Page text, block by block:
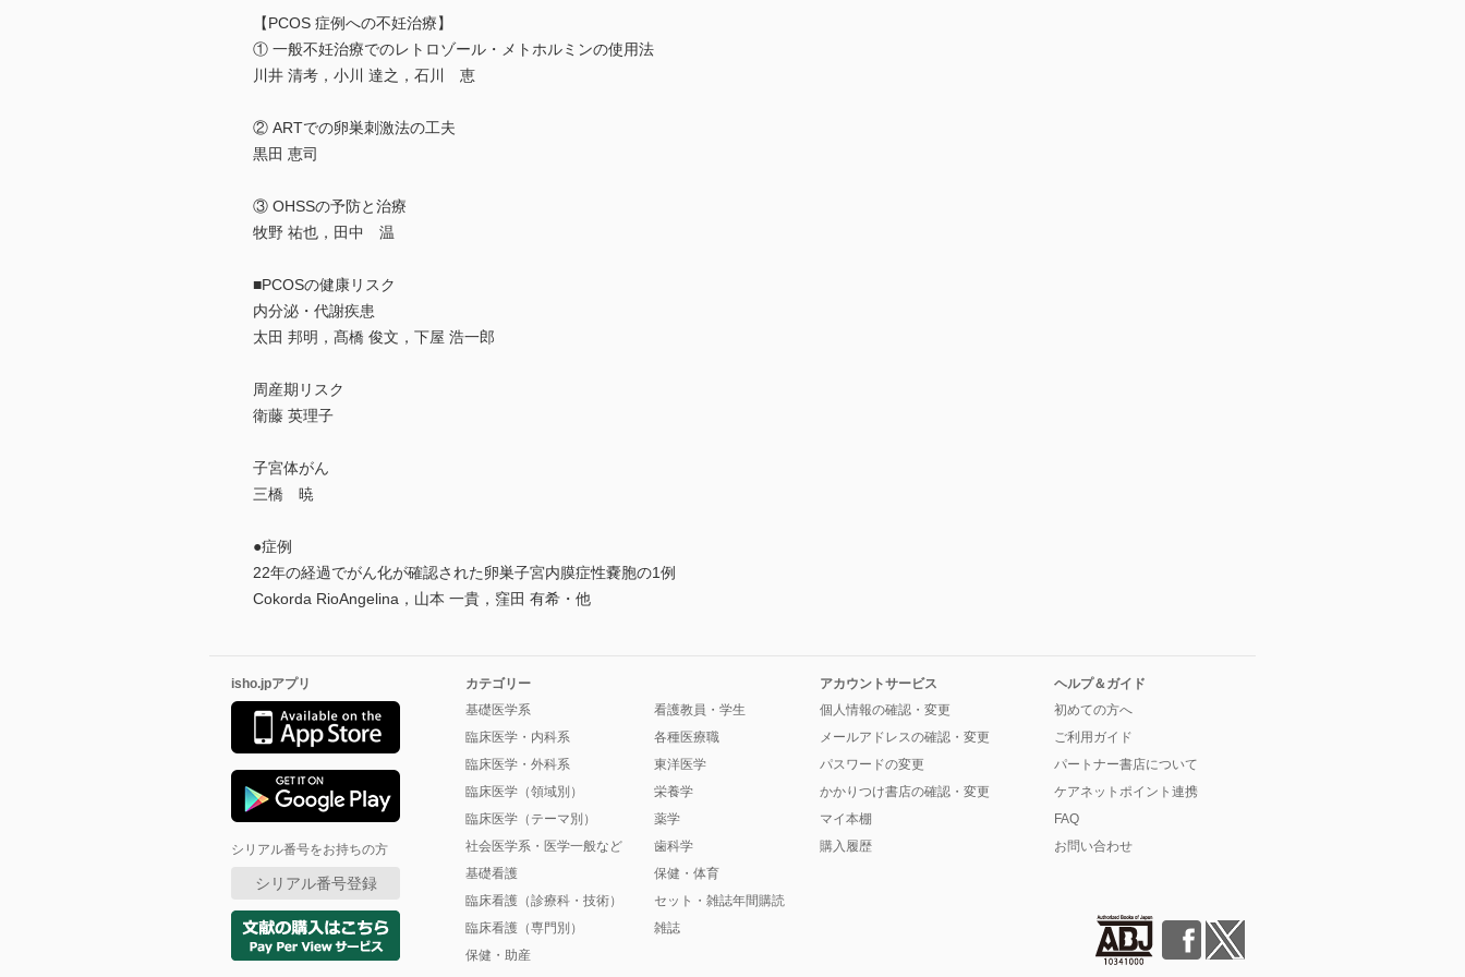
【PCOS 症例への不妊治療】
① 一般不妊治療でのレトロゾール・メトホルミンの使用法
川井 清考，小川 達之，石川 恵
② ARTでの卵巣刺激法の工夫
黒田 恵司
③ OHSSの予防と治療
牧野 祐也，田中 温
■PCOSの健康リスク
内分泌・代謝疾患
太田 邦明，髙橋 俊文，下屋 浩一郎
周産期リスク
衛藤 英理子
子宮体がん
三橋 暁
●症例
22年の経過でがん化が確認された卵巣子宮内膜症性嚢胞の1例
Cokorda RioAngelina，山本 一貴，窪田 有希・他
isho.jpアプリ
シリアル番号をお持ちの方
シリアル番号登録
カテゴリー
基礎医学系
臨床医学・内科系
臨床医学・外科系
臨床医学（領域別）
臨床医学（テーマ別）
社会医学系・医学一般など
基礎看護
臨床看護（診療科・技術）
臨床看護（専門別）
保健・助産
看護教員・学生
各種医療職
東洋医学
栄養学
薬学
歯科学
保健・体育
セット・雑誌年間購読
雑誌
アカウントサービス
個人情報の確認・変更
メールアドレスの確認・変更
パスワードの変更
かかりつけ書店の確認・変更
マイ本棚
購入履歴
ヘルプ＆ガイド
初めての方へ
ご利用ガイド
パートナー書店について
ケアネットポイント連携
FAQ
お問い合わせ